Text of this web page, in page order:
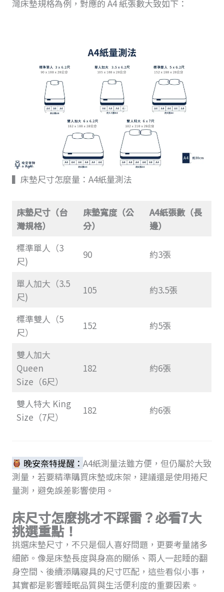
灣床墊規格為例，對應的 A4 紙張數大致如下：
▍床墊尺寸怎麼量：A4紙量測法
床墊尺寸（台
灣規格）
床墊寬度（公
分）
A4紙張數（長
邊）
標準單人（3
尺)
90 約3張
單人加大（3.5
尺)
105 約3.5張
標準雙人（5
尺）
152 約5張
雙人加大
Queen
Size（6尺）
182 約6張
雙人特大 King
Size（7尺）
182 約6張
晚安奈特提醒：A4紙測量法雖方便，但仍屬於大致
測量，若要精準購買床墊或床架，建議還是使用捲尺
量測，避免誤差影響使用。
床尺寸怎麼挑才不踩雷？必看7大
挑選重點！
挑選床墊尺寸，不只是個人喜好問題，更要考量諸多
細節。像是床墊長度與身高的關係、兩人一起睡的翻
身空間、後續添購寢具的尺寸匹配，這些看似小事，
其實都是影響睡眠品質與生活便利度的重要因素。